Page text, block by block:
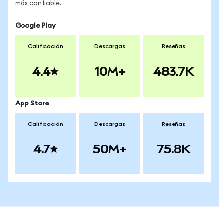
más confiable.
Google Play
Calificación
4.4
Descargas
10M+
Reseñas
483.7K
App Store
Calificación
4.7
Descargas
50M+
Reseñas
75.8K